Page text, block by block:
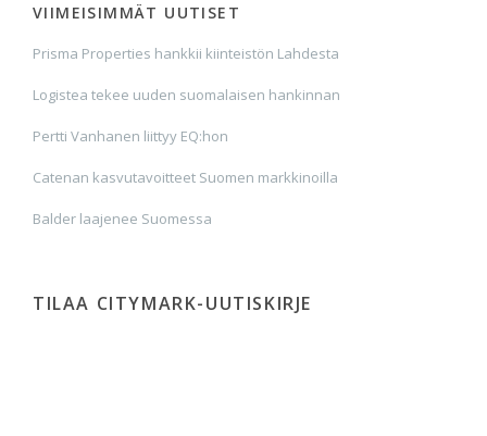
VIIMEISIMMÄT UUTISET
Prisma Properties hankkii kiinteistön Lahdesta
Logistea tekee uuden suomalaisen hankinnan
Pertti Vanhanen liittyy EQ:hon
Catenan kasvutavoitteet Suomen markkinoilla
Balder laajenee Suomessa
TILAA CITYMARK-UUTISKIRJE